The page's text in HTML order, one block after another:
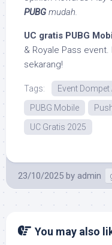
PUBG mudah.
UC gratis PUBG
& Royale Pass
sekarang!
Tags: Event
PUBG Mobile
UC Gratis 2025
23/10/2025 by admin
You may also